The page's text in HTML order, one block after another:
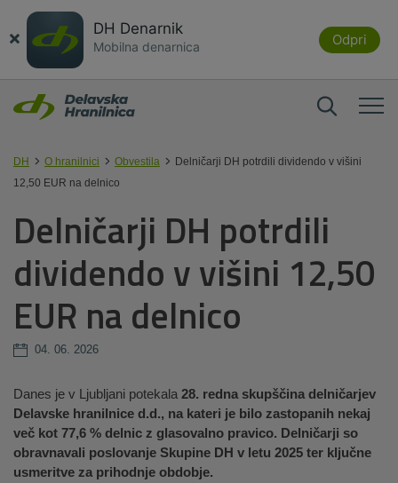
× DH Denarnik
Mobilna denarnica Odpri
DH O hranilnici Obvestila
Delničarji DH potrdili dividendo v višini
12,50 EUR na delnico
Delničarji DH potrdili
dividendo v višini 12,50
EUR na delnico
04. 06. 2026
Danes je v Ljubljani potekala 28. redna skupščina delničarjev
Delavske hranilnice d.d., na kateri je bilo zastopanih nekaj
več kot 77,6 % delnic z glasovalno pravico. Delničarji so
obravnavali poslovanje Skupine DH v letu 2025 ter ključne
usmeritve za prihodnje obdobje.